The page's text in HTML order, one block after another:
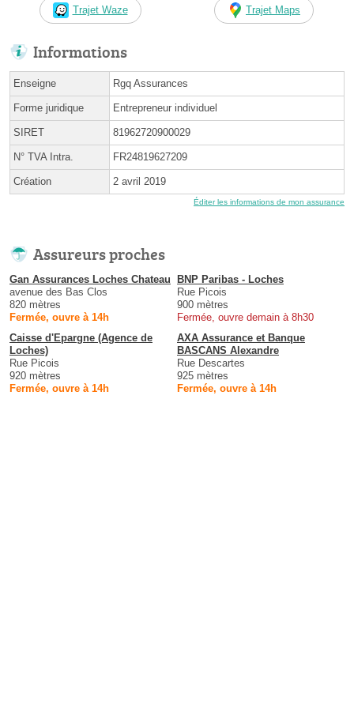
Trajet Waze Trajet Maps
Informations
Enseigne Rgq Assurances
Forme juridique Entrepreneur individuel
SIRET 81962720900029
N° TVA Intra. FR24819627209
Création 2 avril 2019
Éditer les informations de mon assurance
Assureurs proches
Gan Assurances Loches Chateau
avenue des Bas Clos
820 mètres
Fermée, ouvre à 14h
BNP Paribas - Loches
Rue Picois
900 mètres
Fermée, ouvre demain à 8h30
Caisse d'Epargne (Agence de
Loches)
Rue Picois
920 mètres
Fermée, ouvre à 14h
AXA Assurance et Banque
BASCANS Alexandre
Rue Descartes
925 mètres
Fermée, ouvre à 14h